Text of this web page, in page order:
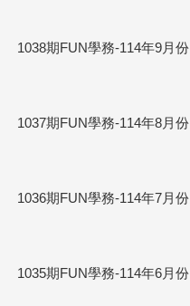
1038期FUN學務-114年9月份
1037期FUN學務-114年8月份
1036期FUN學務-114年7月份
1035期FUN學務-114年6月份